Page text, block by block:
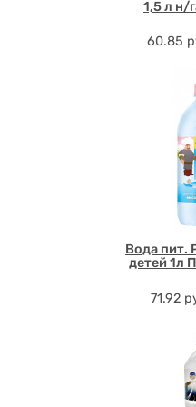
1,5 л н/
Цена
60.85
Вода пит.
детей 1л
Цена
71.92